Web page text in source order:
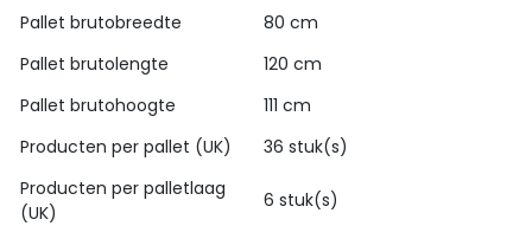
Pallet brutobreedte
80 cm
Pallet brutolengte
120 cm
Pallet brutohoogte
111 cm
Producten per pallet (UK)
36 stuk(s)
Producten per palletlaag
(UK)
6 stuk(s)